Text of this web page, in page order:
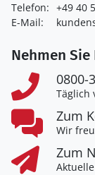
Telefon: +49 40
E-Mail:
Nehmen
0800-
Täglich
Zum
Wir
Zum